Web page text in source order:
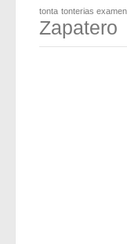
tonta tonterias examen
Zapatero